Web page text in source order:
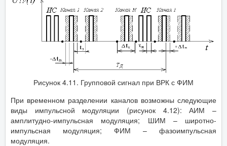
Рисунок 4.11. Групповой сигнал при ВРК с ФИМ
При временном разделении каналов возможны следующие
виды импульсной модуляции (рисунок 4.12): АИМ –
амплитудно-импульсная модуляция; ШИМ – широтно-
импульсная модуляция; ФИМ – фазоимпульсная
модуляция.